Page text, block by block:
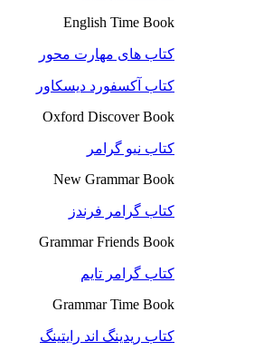
English Time Book
کتاب های مهارت محور
کتاب آکسفورد دیسکاور
Oxford Discover Book
کتاب نیو گرامر
New Grammar Book
کتاب گرامر فرندز
Grammar Friends Book
کتاب گرامر تایم
Grammar Time Book
کتاب ریدینگ اند رایتینگ